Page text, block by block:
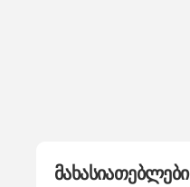
მახასიათებლები